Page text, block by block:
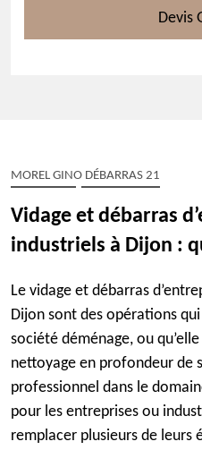
Devis
MOREL GINO DÉBARRAS 21
Vidage et débarras
industriels à Dijon :
Le vidage et débarras
Dijon sont des opérations
société déménage, ou
nettoyage en profondeur de
professionnel dans le
pour les entreprises ou
remplacer plusieurs de leurs